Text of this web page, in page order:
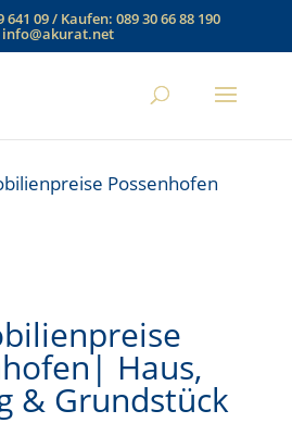
641 09/ Kaufen:089 30 66 88 190
info@akurat.net
Possenhofen
Haus,
& Grundstück